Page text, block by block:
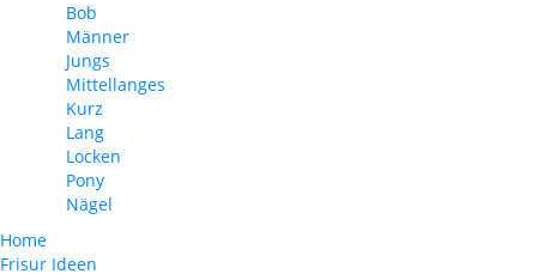
Bob
Männer
Jungs
Mittellanges
Kurz
Lang
Locken
Pony
Nägel
Home
Frisur Ideen